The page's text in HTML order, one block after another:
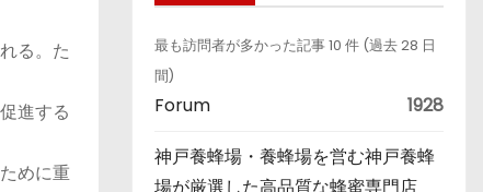
る。た
進する
めに重
最も訪問者が多かった記事 10 件 (過去 28 日
間)
Forum 1928
神戸養蜂場・養蜂場を営む神戸養蜂